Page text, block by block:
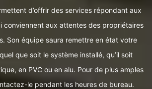
d’offrir des services répondant aux
conviennent aux attentes des propriétaires
Son équipe saura remettre en état votre
que soit le système installé, qu’il soit
en PVC ou en alu. Pour de plus amples
le pendant les heures de bureau.